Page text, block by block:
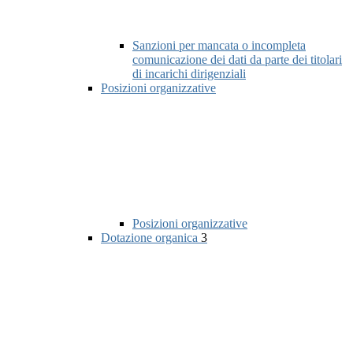
Sanzioni per mancata o incompleta
comunicazione dei dati da parte dei titolari
di incarichi dirigenziali
Posizioni organizzative
Posizioni organizzative
Dotazione organica 3